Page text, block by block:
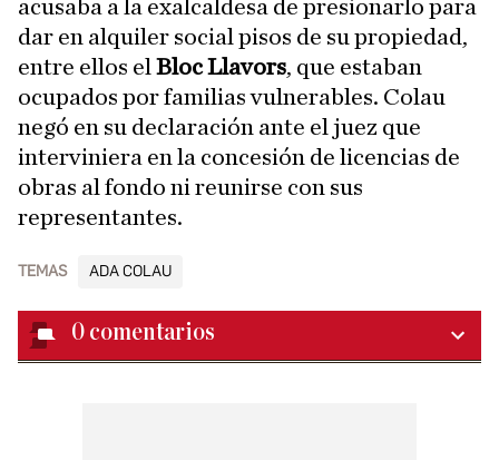
acusaba a la exalcaldesa de presionarlo para
dar en alquiler social pisos de su propiedad,
entre ellos el Bloc Llavors, que estaban
ocupados por familias vulnerables. Colau
negó en su declaración ante el juez que
interviniera en la concesión de licencias de
obras al fondo ni reunirse con sus
representantes.
TEMAS ADA COLAU
0 comentarios